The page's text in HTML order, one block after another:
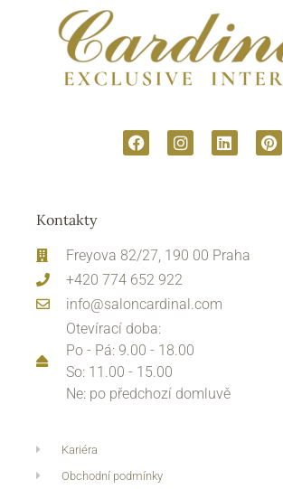
Kontakty
Freyova 82/27, 190 00 Praha
+420 774 652 922
info@saloncardinal.com
Otevírací doba:
Po - Pá: 9.00 - 18.00
So: 11.00 - 15.00
Ne: po předchozí domluvě
Kariéra
Obchodní podmínky